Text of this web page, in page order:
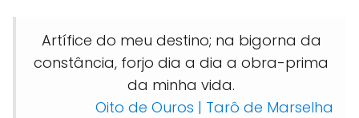
Artífice do meu destino; na bigorna da
constância, forjo dia a dia a obra-prima
da minha vida.
Oito de Ouros | Tarô de Marselha